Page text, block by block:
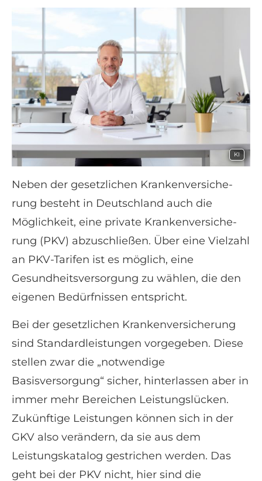
KI
Neben der gesetzlichen Kranken­ver­si­che­
rung besteht in Deutschland auch die
Möglichkeit, eine private Kranken­ver­si­che­
rung (PKV) abzuschließen. Über eine Vielzahl
an PKV-Tarifen ist es möglich, eine
Gesundheitsversorgung zu wählen, die den
eigenen Bedürfnissen entspricht.
Bei der gesetzlichen Kranken­ver­si­che­rung
sind Standardleistungen vorgegeben. Diese
stellen zwar die „notwendige
Basisversorgung“ sicher, hinterlassen aber in
immer mehr Bereichen Leistungslücken.
Zukünftige Leistungen können sich in der
GKV also verändern, da sie aus dem
Leistungskatalog gestrichen werden. Das
geht bei der PKV nicht, hier sind die